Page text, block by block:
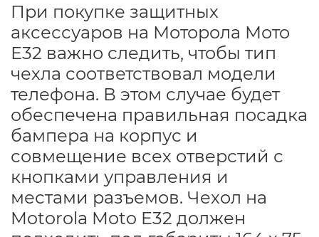
При покупке защитных
аксессуаров на Моторола Мото
Е32 важно следить, чтобы тип
чехла соответствовал модели
телефона. В этом случае будет
обеспечена правильная посадка
бампера на корпус и
совмещение всех отверстий с
кнопками управления и
местами разъемов. Чехол на
Motorola Moto E32 должен